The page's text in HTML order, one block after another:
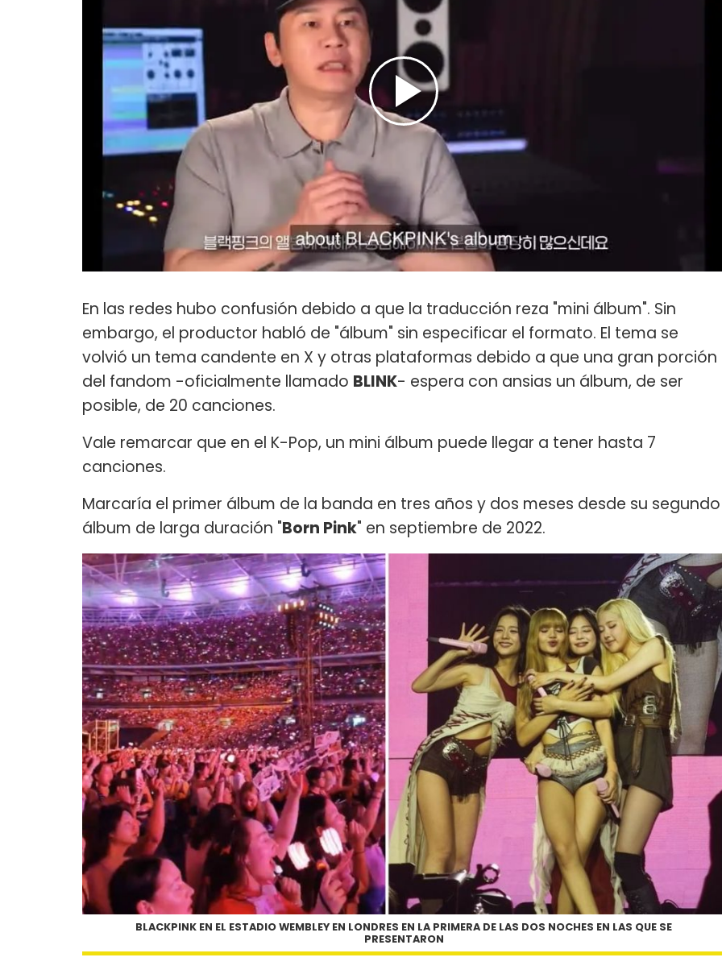
En las redes hubo confusión debido a que la traducción reza "mini álbum". Sin
embargo, el productor habló de "álbum" sin especificar el formato. El tema se
volvió un tema candente en X y otras plataformas debido a que una gran porción
del fandom -oficialmente llamado BLINK- espera con ansias un álbum, de ser
posible, de 20 canciones.
Vale remarcar que en el K-Pop, un mini álbum puede llegar a tener hasta 7
canciones.
Marcaría el primer álbum de la banda en tres años y dos meses desde su segundo
álbum de larga duración "Born Pink" en septiembre de 2022.
BLACKPINK EN EL ESTADIO WEMBLEY EN LONDRES EN LA PRIMERA DE LAS DOS NOCHES EN LAS QUE SE
PRESENTARON